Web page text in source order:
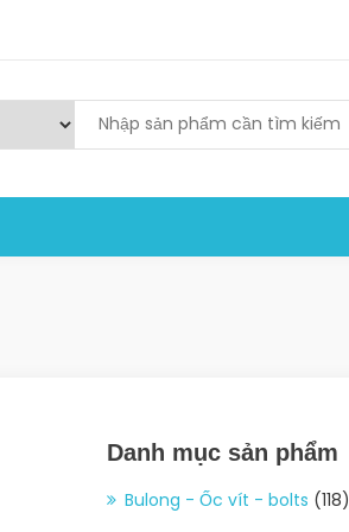
Danh mục sản phẩm
Bulong - Ốc vít - bolts (118)